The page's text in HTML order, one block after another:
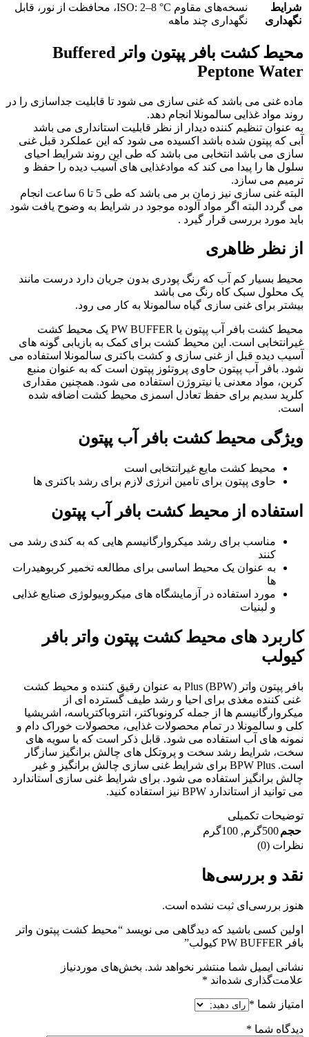
شرایط
نگهداری
نسخه‌های مقاوم ISO: 2–8 °C، محافظت از نور، قابل
نگهداری چند ماهه
محیط کشت بافر پپتون واتر Buffered
Peptone Water
ماده غنی می باشد که غنی سازی می شود تا قابلیت جداسازی را در
روند مواد غذایی سالمونلا انجام دهد.
به عنوان تنظیم کننده دیدار از نظر قابلیت استانداری می باشد
آبی که پپتون شده باشد اکسیده می شود که این عملکرد قبل غنی
سازی می باشد انتخابی می باشد که طی این روند شرایط احیای
سلول ها را پیدا می کند که موادغذایی های آسیب دیده را حفظ و
ترمیم می سازد.
البته غنی سازی نیز زمان بر می باشد که طی 5 تا 6 ساعت انجام
می گردد البته اگر مواد آلوده موجود در شرایط به وضوح یافت شود
باید مورد بررسی قرار گیرد .
از نظر ظاهری
محیط بسیار کم آب که رنگ پودری بدون جریان دارد درست مانند
یک محلول سبک کاه‌ رنگ می باشد
بیشتر برای غنی سازی گیاه سالمونلا به کار می رود.
محیط کشت بافر آب پپتون یا PW BUFFER یک محیط کشت
غیرانتخابی است. این محیط کشت برای کمک به بازیابی گونه های
آسیب دیده قبل از غنی سازی و کشت باکتری سالمونلا استفاده می
شود. بافر آب پپتون حاوی پروتئوز پپتون است که به عنوان منبع
کربن، مواد معدنی یا نیتروژن استفاده می شود. همچنین مقداری
کلرید سدیم برای حفظ تعادل اسمزی محیط کشت اضافه شده
است.
ویژگی محیط کشت بافر آب پپتون
محیط کشت مایع غیرانتخابی است
حاوی پپتون برای تامین انرژی لازم برای رشد باکتری ها
استفاده از محیط کشت بافر آب پپتون
مناسب برای رشد میکروارگانیسم هایی که به کندی رشد می
کنند
به عنوان یک محیط اساسی برای مطالعه تخمیر کربوهیدرات
ها
مورد استفاده در آزمایشگاه های میکروبیولوژی صنایع غذایی
و لبنیات
کاربرد های محیط کشت پپتون واتر بافر
کیولب
بافر پپتون واتر (BPW) Plus به عنوان رقیق کننده و محیط کشت
غنی کننده مغذی برای احیا و رشد طیف گسترده ای از
میکروارگانیسم ها از جمله کرونوباکتر، انتروباکتریاسه، اشریشیا
کلی و سالمونلا در تمام محصولات غذایی، محصولات خوراک دام و
نمونه های آب استفاده می شود. قابل ذکر است که با سویه های
سخت، شرایط رشد سخت و پروتکل های چالش برانگیز سازگار
است. BPW Plus برای شرایط غنی سازی چالش برانگیز و غیر
چالش برانگیز استفاده می شود. برای شرایط غنی سازی استاندارد
می توانید از استاندارد BPW نیز استفاده کنید.
توضیحات تکمیلی
حجم500گرم , 100گرم
نظرات (0)
نقد و بررسی‌ها
هنوز بررسی‌ای ثبت نشده است.
اولین کسی باشید که دیدگاهی می نویسد “محیط کشت پپتون واتر
بافر PW BUFFER کیولب”
نشانی ایمیل شما منتشر نخواهد شد. بخش‌های موردنیاز
علامت‌گذاری شده‌اند *
امتیاز شما *
دیدگاه شما *